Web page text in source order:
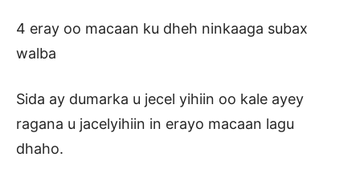
4 eray oo macaan ku dheh ninkaaga subax
walba
Sida ay dumarka u jecel yihiin oo kale ayey
ragana u jacelyihiin in erayo macaan lagu
dhaho.